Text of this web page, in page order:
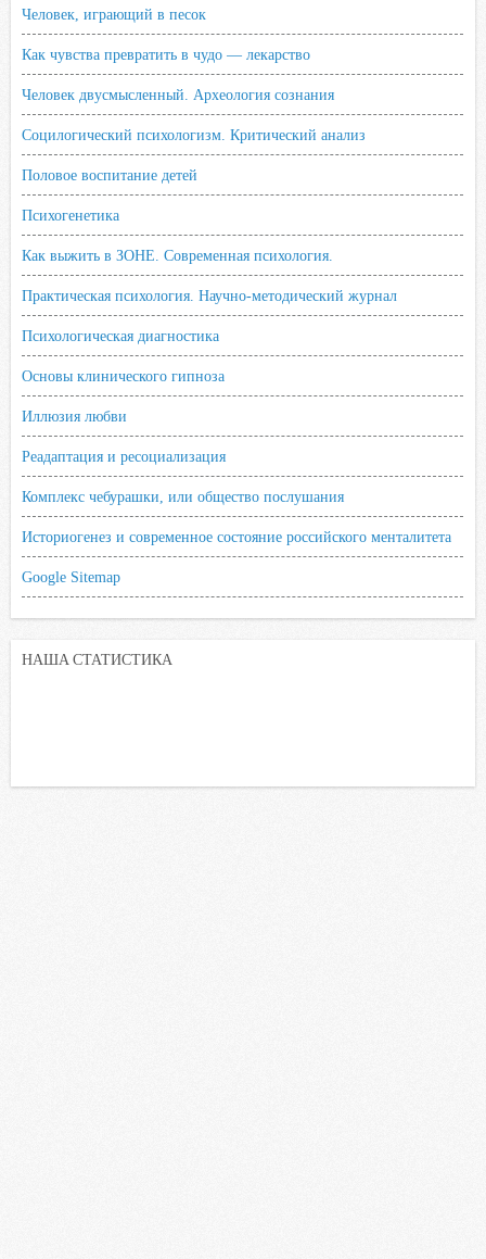
Человек, играющий в песок
Как чувства превратить в чудо — лекарство
Человек двусмысленный. Археология сознания
Социлогический психологизм. Критический анализ
Половое воспитание детей
Психогенетика
Как выжить в ЗОНЕ. Современная психология.
Практическая психология. Научно-методический журнал
Психологическая диагностика
Основы клинического гипноза
Иллюзия любви
Реадаптация и ресоциализация
Комплекс чебурашки, или общество послушания
Историогенез и современное состояние российского менталитета
Google Sitemap
НАША СТАТИСТИКА